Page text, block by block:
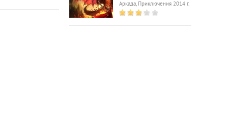
Аркада, Приключения 2014 г.